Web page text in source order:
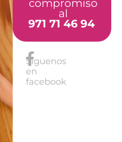
compromiso
al
971 71 46 94
Síguenos
en
facebook